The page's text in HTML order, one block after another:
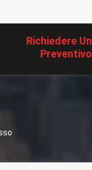
Richiedere Un
Preventivo